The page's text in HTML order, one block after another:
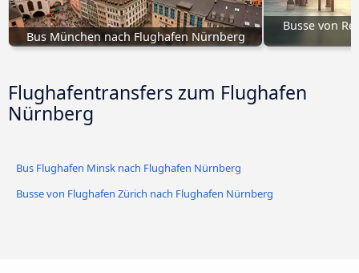
Bus München nach Flughafen Nürnberg
Busse von
Flughafentransfers zum Flughafen
Nürnberg
Bus Flughafen Minsk nach Flughafen Nürnberg
Busse von Flughafen Zürich nach Flughafen Nürnberg